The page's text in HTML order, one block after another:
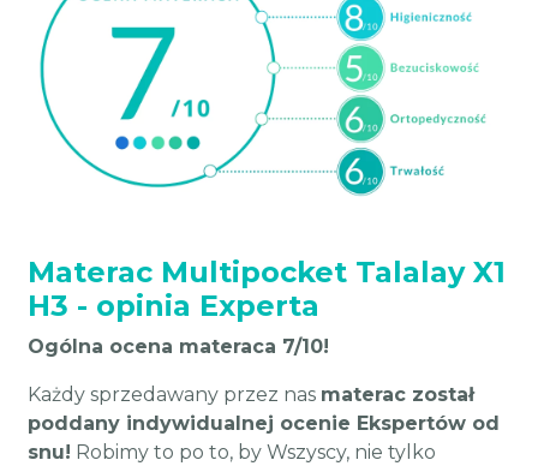
Materac Multipocket Talalay X1
H3 - opinia Experta
Ogólna ocena materaca 7/10!
Każdy sprzedawany przez nas materac został
poddany indywidualnej ocenie Ekspertów od
snu! Robimy to po to, by Wszyscy, nie tylko